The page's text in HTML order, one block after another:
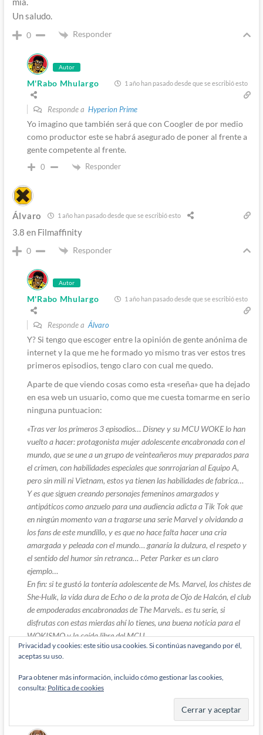
Un saludo.
0 Responder
Autor
M'Rabo Mhulargo 1 año han pasado desde que se escribió esto
Responde a Hyperion Prime
Yo imagino que también será que con Coogler de por medio
como productor este se habrá asegurado de poner al frente a
gente competente al frente.
0 Responder
Álvaro 1 año han pasado desde que se escribió esto
3.8 en Filmaffinity
0 Responder
Autor
M'Rabo Mhulargo 1 año han pasado desde que se escribió esto
Responde a Álvaro
Y? Si tengo que escoger entre la opinión de gente anónima de
internet y la que me he formado yo mismo tras ver estos tres
primeros episodios, tengo claro con cual me quedo.
Aparte de que viendo cosas como esta «reseña» que ha dejado
en esa web un usuario, como que me cuesta tomarme en serio
ninguna puntuacion:
«Tras ver los primeros 3 episodios… Disney y su MCU WOKE lo han
vuelto a hacer: protagonista mujer adolescente encabronada con el
mundo, que se une a un grupo de veinteañeros muy preparados para
el crimen, con habilidades especiales que sonrrojarian al Equipo A,
pero sin mili ni Vietnam, estos ya tienen las habilidades de fabrica…
Y es que siguen creando personajes femeninos amargados y
antipáticos como anzuelo para una audiencia adicta a Tik Tok que
en ningún momento van a tragarse una serie Marvel y olvidando a
los fans de este mundillo, y es que no hace falta hacer una cria
amargada y peleada con el mundo… ganaría la dulzura, el respeto y
el sentido del humor sin retranca… Peter Parker es un claro
ejemplo…
En fin: si te gustó la tontería adolescente de Ms. Marvel, los chistes de
She-Hulk, la vida dura de Echo o de la prota de Ojo de Halcón, el club
de empoderadas encabronadas de The Marvels.. es tu serie, si
disfrutas con estas mierdas ahí lo tienes, una buena noticia para el
WOKISMO y la caída libre del MCU.
Les doy la guinda del pastel de mierda que se está realizando en la
MCU: Rachel Zegler como Mary Jane Watson en Spider-Man 4, y
aseguran otro fracaso.»
Como que no parece una opinión muy imparcial que digamos.
Privacidad y cookies: este sitio usa cookies. Si continúas navegando por él,
aceptas su uso.
Para obtener más información, incluido cómo gestionar las cookies,
consulta: Política de cookies